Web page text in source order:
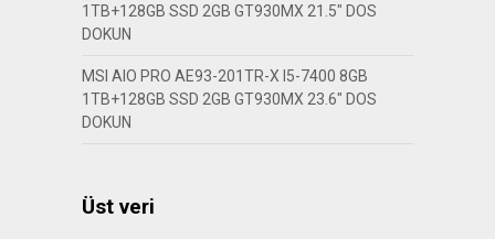
1TB+128GB SSD 2GB GT930MX 21.5″ DOS
DOKUN
MSI AIO PRO AE93-201TR-X I5-7400 8GB
1TB+128GB SSD 2GB GT930MX 23.6″ DOS
DOKUN
Üst veri